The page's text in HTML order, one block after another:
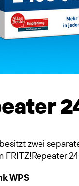
zwei
FRITZ!Repeater
WPS